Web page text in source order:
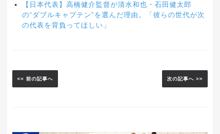
【日本代表】高橋健介監督が清水和也・石田健太郎
の“ダブルキャプテン”を選んだ理由。「彼らの世代が次
の代表を背負ってほしい」
<< 前の記事へ 次の記事へ >>